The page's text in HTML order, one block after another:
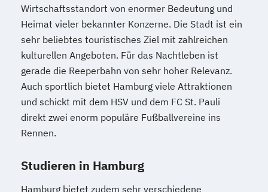
Wirtschaftsstandort von enormer Bedeutung und
Heimat vieler bekannter Konzerne. Die Stadt ist ein
sehr beliebtes touristisches Ziel mit zahlreichen
kulturellen Angeboten. Für das Nachtleben ist
gerade die Reeperbahn von sehr hoher Relevanz.
Auch sportlich bietet Hamburg viele Attraktionen
und schickt mit dem HSV und dem FC St. Pauli
direkt zwei enorm populäre Fußballvereine ins
Rennen.
Studieren in Hamburg
Hamburg bietet zudem sehr verschiedene